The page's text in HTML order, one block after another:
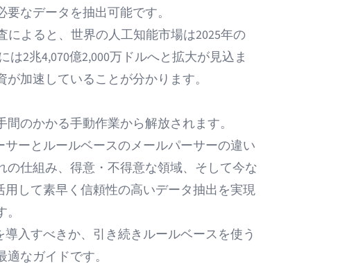
なデータを抽出可能です。
によると、世界の人工知能市場は2025年の
は2兆4,070億2,000万ドルへと拡大が見込ま
加速していることが分かります。
のかかる手動作業から解放されます。
ーとルールベースのメールパーサーの違い
の仕組み、得意・不得意な領域、そして今な
して素早く信頼性の高いデータ抽出を実現
入すべきか、引き続きルールベースを使う
なガイドです。